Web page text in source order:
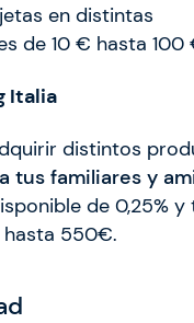
en distintas
de 10 € hasta 100
Italia
distintos
tus familiares y
de 0,25% y
hasta 550€.